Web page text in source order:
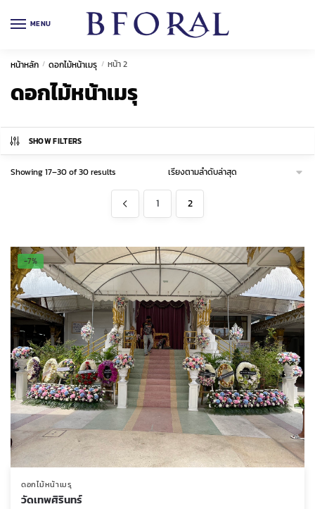
MENU
หน้าหลัก / ดอกไม้หน้าเมรุ / หน้า 2
ดอกไม้หน้าเมรุ
SHOW FILTERS
Showing 17–30 of 30 results
latest
1 2
-7%
ดอกไม้หน้าเมรุ
วัดเทพศิรินทร์